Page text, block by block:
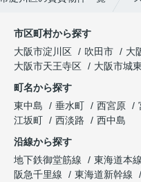
市区町村から探す
大阪市淀川区
吹田市 大
大阪市天王寺区
大阪市城
町名から探す
東中島
垂水町 西宮原
江坂町
西淡路
西中島
沿線から探す
地下鉄御堂筋線
東海道本線
阪急千里線
東海道新幹線